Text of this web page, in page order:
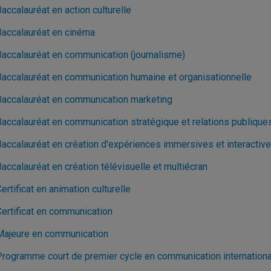
en action culturelle
en cinéma
en communication (journalisme)
en communication humaine et organisationnelle
en communication marketing
en communication stratégique et relations
en création d'expériences immersives et
en création télévisuelle et multiécran
en animation culturelle
en communication
en communication
court de premier cycle en communication